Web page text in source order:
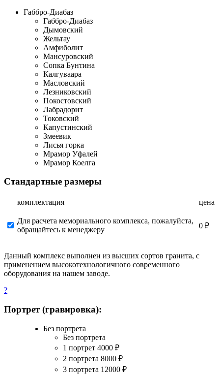
Габбро-Диабаз
Габбро-Диабаз
Дымовский
Жельтау
Амфиболит
Мансуровский
Сопка Бунтина
Калгуваара
Масловский
Лезниковский
Покостовский
Лабрадорит
Токовский
Капустинский
Змеевик
Лисья горка
Мрамор Уфалей
Мрамор Коелга
Стандартные размеры
комплектация цена
Для расчета мемориального комплекса, пожалуйста,
обращайтесь к менеджеру
0 ₽
Данный комплекс выполнен из высших сортов гранита, с
применением высокотехнологичного современного
оборудования на нашем заводе.
?
Портрет (гравировка):
Без портрета
Без портрета
1 портрет 4000 ₽
2 портрета 8000 ₽
3 портрета 12000 ₽